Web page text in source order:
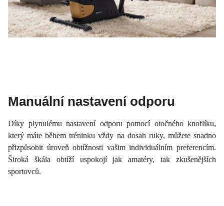
Manuální nastavení odporu
Díky plynulému nastavení odporu pomocí otočného knoflíku,
který máte během tréninku vždy na dosah ruky, můžete snadno
přizpůsobit úroveň obtížnosti vašim individuálním preferencím.
Široká škála obtíží uspokojí jak amatéry, tak zkušenějších
sportovců.